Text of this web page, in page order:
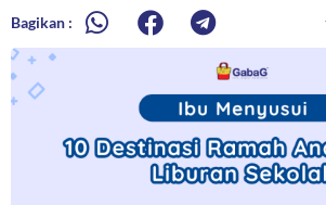
Bagikan :